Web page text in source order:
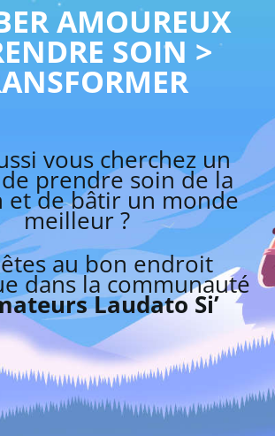
AMOUREUX
SOIN >
vous cherchez un
prendre soin de la
et de bâtir un monde
meilleur ?
au bon endroit
dans la communauté
Laudato Si’